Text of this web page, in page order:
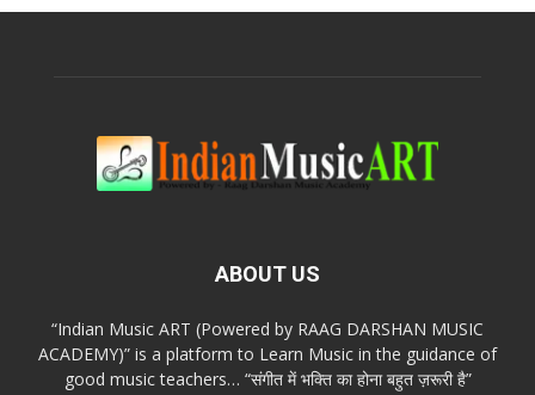
ABOUT US
“Indian Music ART (Powered by RAAG DARSHAN MUSIC
ACADEMY)” is a platform to Learn Music in the guidance of
good music teachers… “संगीत में भक्ति का होना बहुत ज़रूरी है”